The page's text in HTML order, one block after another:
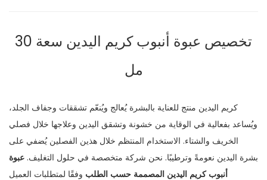
تخصيص عبوة أنبوب كريم اليدين سعة 30
مل
كريم اليدين منتج للعناية بالبشرة يُعالج ويُنعّم تشققات وجفاف الجلد،
ويُساعد بفعالية في الوقاية من خشونة وتشقق اليدين وعلاجها خلال فصلي
الخريف والشتاء. الاستخدام المنتظم خلال هذين الفصلين يُضفي على
بشرة اليدين نعومةً وترطيبًا. نحن شركة متخصصة في حلول التغليف. عبوة
أنبوب كريم اليدين المصممة حسب الطلب وفقًا لمتطلبات العميل